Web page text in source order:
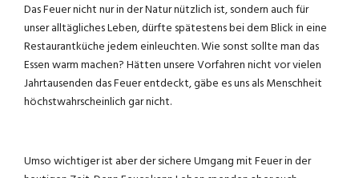
Das Feuer nicht nur in der Natur nützlich ist, sondern auch für
unser alltägliches Leben, dürfte spätestens bei dem Blick in eine
Restaurantküche jedem einleuchten. Wie sonst sollte man das
Essen warm machen? Hätten unsere Vorfahren nicht vor vielen
Jahrtausenden das Feuer entdeckt, gäbe es uns als Menschheit
höchstwahrscheinlich gar nicht.
Umso wichtiger ist aber der sichere Umgang mit Feuer in der